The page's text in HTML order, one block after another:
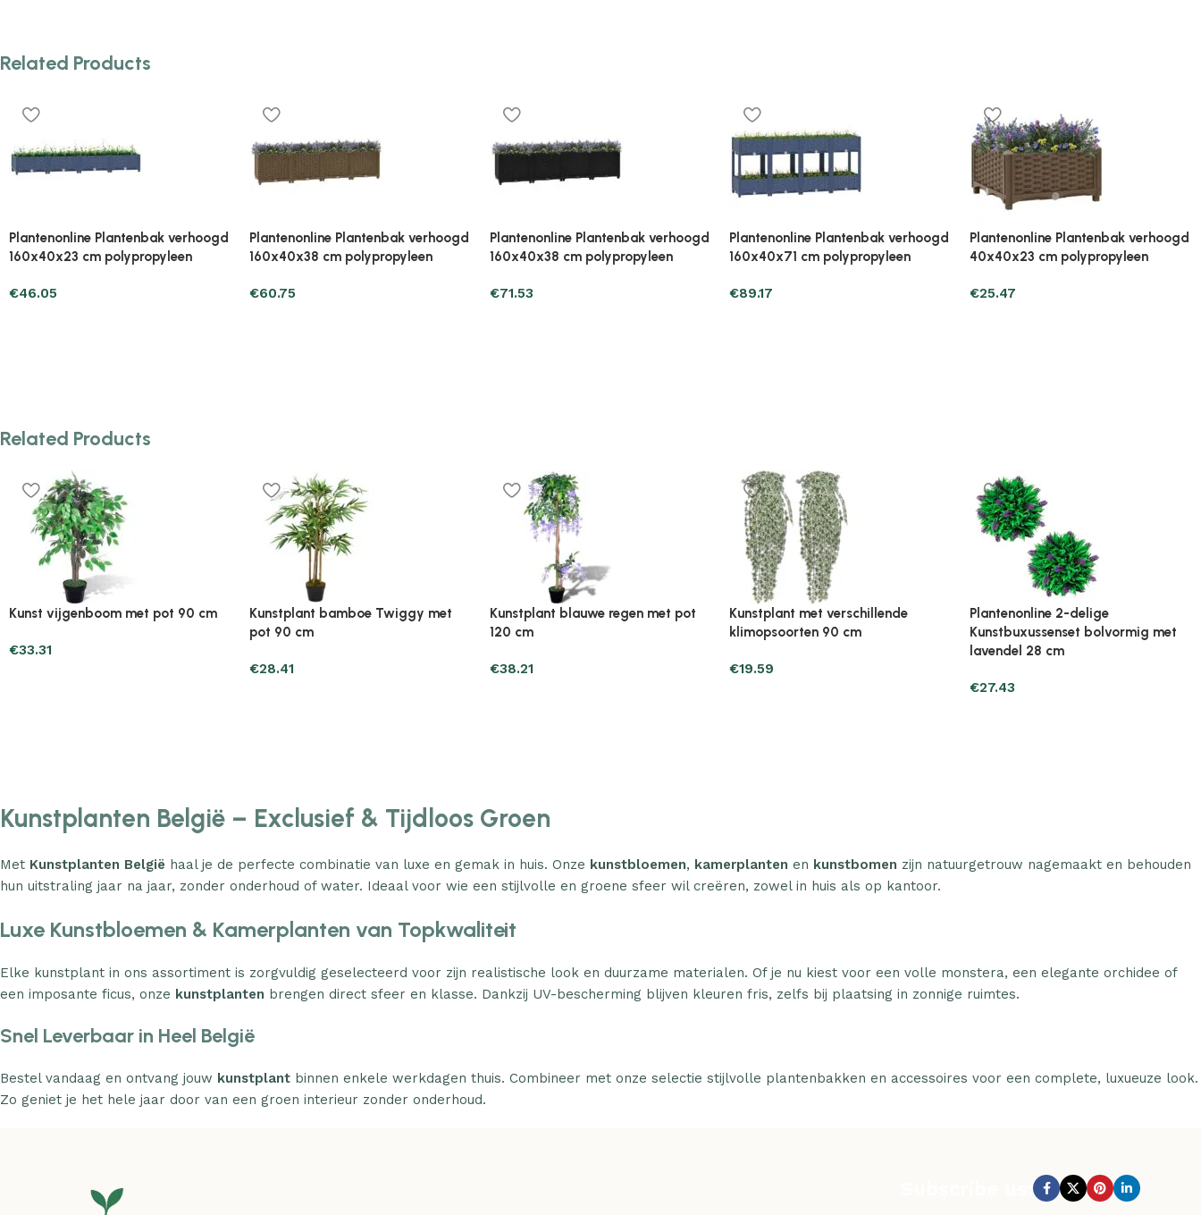
Related Products
Plantenonline Plantenbak verhoogd
40x40x23 cm polypropyleen
€27.43
Plantenonline Plantenbak verhoogd
40x40x23 cm polypropyleen
€27.43
Plantenonline Plantenbak verhoogd
40x40x38 cm polypropyleen
€30.37
Plantenonline Plantenbak verhoogd
40x40x38 cm polypropyleen
€28.41
Plantenonline Plantenbak verhoogd
80x40x23 cm polypropyleen
€33.31
Related Products
Plantenonline 2-delige
lavendel 30 cm
Plantenonline 3-delige
Kunstbuxussenset piramidevormig
€60.75
Plantenonline Broeikas 110×58,5×39
cm vurenhout grijs
€46.05
Plantenonline Broeikas 114x80x50
cm vurenhout bruin
€85.25
Plantenonline Broeikas 60x45x100
cm vurenhout
Kunstplanten België – Exclusief & Tijdloos Groen
Met Kunstplanten België haal je de perfecte combinatie van luxe en gemak in huis. Onze kunstbloemen, kamerplanten en kunstbomen zijn natuurgetrouw nagemaakt en behouden
hun uitstraling jaar na jaar, zonder onderhoud of water. Ideaal voor wie een stijlvolle en groene sfeer wil creëren, zowel in huis als op kantoor.
Luxe Kunstbloemen & Kamerplanten van Topkwaliteit
Elke kunstplant in ons assortiment is zorgvuldig geselecteerd voor zijn realistische look en duurzame materialen. Of je nu kiest voor een volle monstera, een elegante orchidee of
een imposante ficus, onze kunstplanten brengen direct sfeer en klasse. Dankzij UV-bescherming blijven kleuren fris, zelfs bij plaatsing in zonnige ruimtes.
Snel Leverbaar in Heel België
Bestel vandaag en ontvang jouw kunstplant binnen enkele werkdagen thuis. Combineer met onze selectie stijlvolle plantenbakken en accessoires voor een complete, luxueuze look.
Zo geniet je het hele jaar door van een groen interieur zonder onderhoud.